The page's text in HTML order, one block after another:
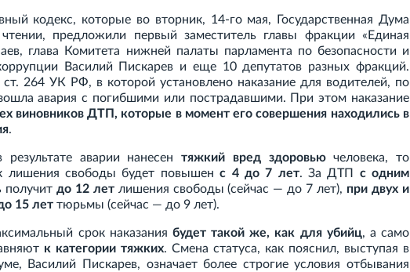
кодекс, которые во вторник, 14-го мая, Государственная Дума
предложили первый заместитель главы фракции «Единая
глава Комитета нижней палаты парламента по безопасности и
Василий Пискарев и еще 10 депутатов разных фракций.
ст. 264 УК РФ, в которой установлено наказание для водителей, по
авария с погибшими или пострадавшими. При этом наказание
виновников ДТП, которые в момент его совершения находились в
.
аварии нанесен тяжкий вред здоровьючеловека, то
лишения свободы будет повышенс 4 до 7 лет. За ДТП с одним
получит до 12 лет лишения свободы (сейчас — до 7 лет), при двух и
15 лет тюрьмы (сейчас — до 9 лет).
срок наказания будет такой же, как для убийц, а само
к категории тяжких. Смена статуса, как пояснил, выступая в
Василий Пискарев, означает более строгие условия отбывания